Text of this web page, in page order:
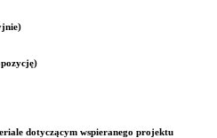
dotyczącym wspieranego projektu